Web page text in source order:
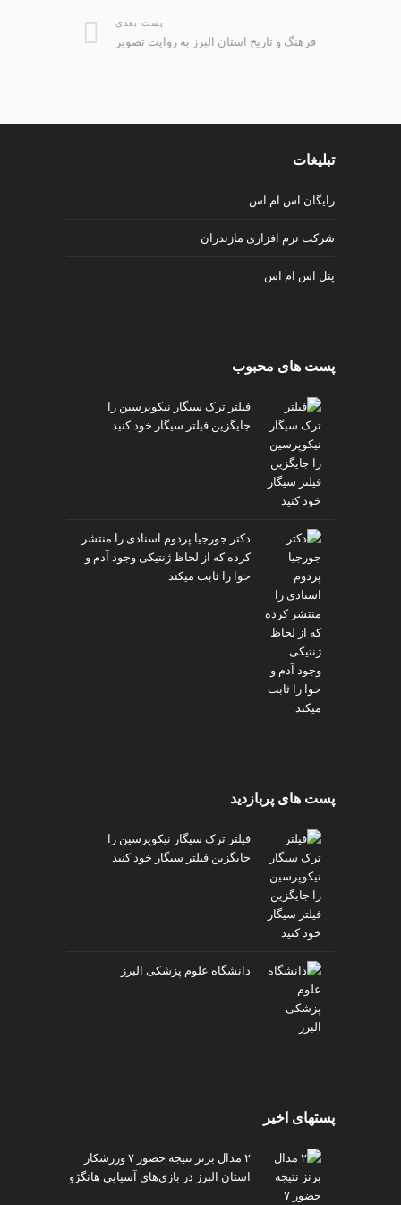
پست بعدی
فرهنگ و تاریخ استان البرز به روایت تصویر
تبلیغات
رایگان اس ام اس
شرکت نرم افزاری مازندران
پنل اس ام اس
پست های محبوب
فیلتر ترک سیگار نیکوپرسین را
جایگزین فیلتر سیگار خود کنید
دکتر جورجیا پردوم اسنادی را منتشر
کرده که از لحاظ ژنتیکی وجود آدم و
حوا را ثابت میکند
پست های پربازدید
فیلتر ترک سیگار نیکوپرسین را
جایگزین فیلتر سیگار خود کنید
دانشگاه علوم پزشکی البرز
پستهای اخیر
۲ مدال برنز نتیجه حضور ۷ ورزشکار
استان البرز در بازی‌های آسیایی هانگژو